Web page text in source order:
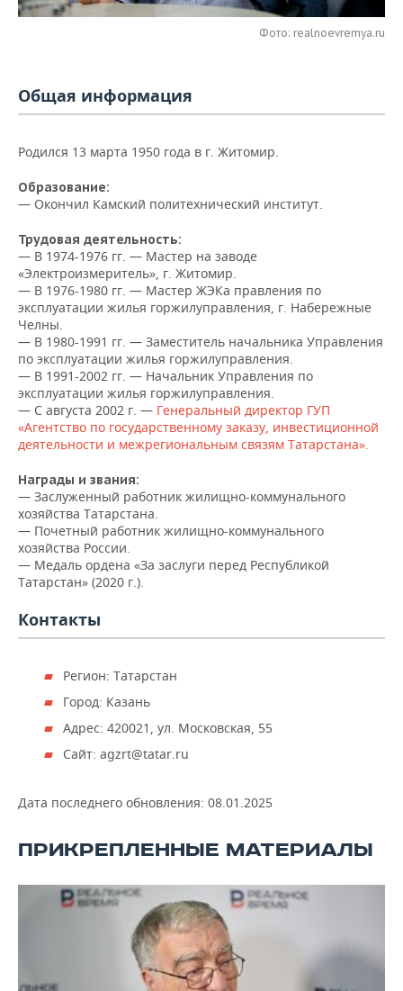
НЕФТЕХИМИЯ
ОПК
УСЛУГИ
МЕДИА
ТЕЛЕКОММУНИКАЦИИ
ВЫЕЗДНАЯ РЕДАКЦИЯ
БИЗНЕС-БРАНЧИ
ONLINE-КОНФЕРЕНЦИИ
ОТКРЫТАЯ ЛЕКЦИЯ
НОВОСТИ СПОРТА
ФУТБОЛ
ХОККЕЙ
БАСКЕТБОЛ
ВОЛЕЙБОЛ
КИБЕРСПОРТ
ФИГУРНОЕ КАТАНИЕ
ВОДНЫЕ ВИДЫ СПОРТА
ХОККЕЙ С МЯЧОМ
ОБЩЕСТВО
НОВОСТИ ОБЩЕСТВА
ВЛАСТЬ
ИНФРАСТРУКТУРА
ИСТОРИЯ
КУЛЬТУРА
МЕДИЦИНА
ОБРАЗОВАНИЕ
ПРОИСШЕСТВИЯ
ФОТОГАЛЕРЕЯ
СЮЖЕТЫ
СПРАВОЧНИК
СПИСОК ПЕРСОН
СПИСОК КОМПАНИЙ
ПОЛНАЯ ВЕРСИЯ
Фото: realnoevremya.ru
Общая информация
Родился 13 марта 1950 года в г. Житомир.
Образование:
— Окончил Камский политехнический институт.
Трудовая деятельность:
— В 1974-1976 гг. — Мастер на заводе
«Электроизмеритель», г. Житомир.
— В 1976-1980 гг. — Мастер ЖЭКа правления по
эксплуатации жилья горжилуправления, г. Набережные
Челны.
— В 1980-1991 гг. — Заместитель начальника Управления
по эксплуатации жилья горжилуправления.
— В 1991-2002 гг. — Начальник Управления по
эксплуатации жилья горжилуправления.
— С августа 2002 г. — Генеральный директор ГУП
«Агентство по государственному заказу, инвестиционной
деятельности и межрегиональным связям Татарстана».
Награды и звания:
— Заслуженный работник жилищно-коммунального
хозяйства Татарстана.
— Почетный работник жилищно-коммунального
хозяйства России.
— Медаль ордена «За заслуги перед Республикой
Татарстан» (2020 г.).
Контакты
Регион: Татарстан
Город: Казань
Адрес: 420021, ул. Московская, 55
Сайт: agzrt@tatar.ru
Дата последнего обновления: 08.01.2025
ПРИКРЕПЛЕННЫЕ МАТЕРИАЛЫ